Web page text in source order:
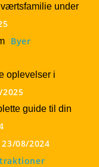
værtsfamilie under
Byer
oplevelser i
guide til din
23/08/2024